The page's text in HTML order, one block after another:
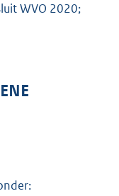
WVO 2020;